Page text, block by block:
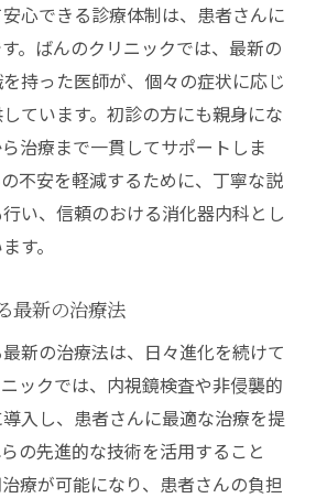
高坂町の消化器内科で健康を守
医療サービス
重要性
消化器の健康
ためのアドバイス
リット
心できる診療体制は、患者さんに
。ばんのクリニックでは、最新の
持った医師が、個々の症状に応じ
ています。初診の方にも親身にな
治療まで一貫してサポートしま
不安を軽減するために、丁寧な説
い、信頼のおける消化器内科とし
す。
最新の治療法
新の治療法は、日々進化を続けて
ックでは、内視鏡検査や非侵襲的
入し、患者さんに最適な治療を提
の先進的な技術を活用すること
療が可能になり、患者さんの負担